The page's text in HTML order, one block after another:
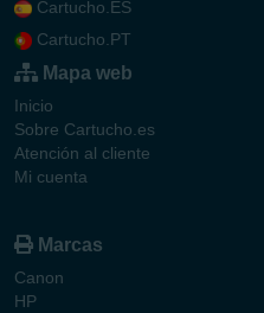
Cartucho.ES
Cartucho.PT
Mapa web
Inicio
Sobre Cartucho.es
Atención al cliente
Mi cuenta
Marcas
Canon
HP